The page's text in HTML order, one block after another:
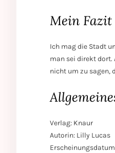
Mein Fazit
Ich mag die Stadt
man sei direkt dort.
nicht um zu sagen,
Verlag: Knaur
Autorin: Lilly Lucas